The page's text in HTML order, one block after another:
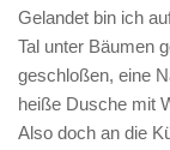
Gelandet bin ich
Tal unter Bäumen
geschloßen, eine
heiße Dusche mit
Also doch an die